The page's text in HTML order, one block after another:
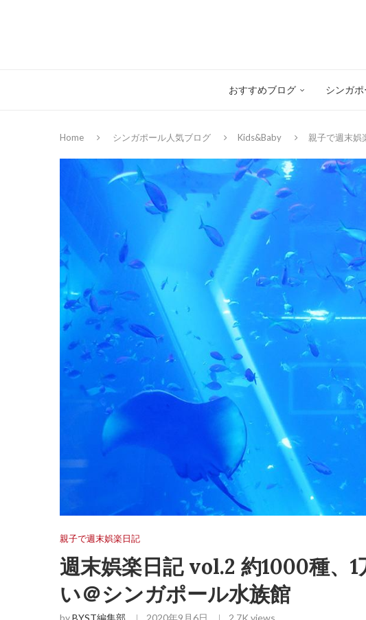
おすすめブログ シンガ
Home シンガポール人気ブログ Kids&Baby 親子で週末娯
親子で週末娯楽日記
週末娯楽日記 vol.2 約1000種、
い＠シンガポール水族館
byBYST編集部 2020年9月6日 2.7K views